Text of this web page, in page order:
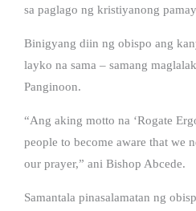
sa paglago ng kristiyanong
Binigyang diin ng obispo ang
layko na sama – samang
Panginoon.
“Ang aking motto na ‘Rogate
people to become aware that we
our prayer,” ani Bishop Abcede.
Samantala pinasalamatan ng